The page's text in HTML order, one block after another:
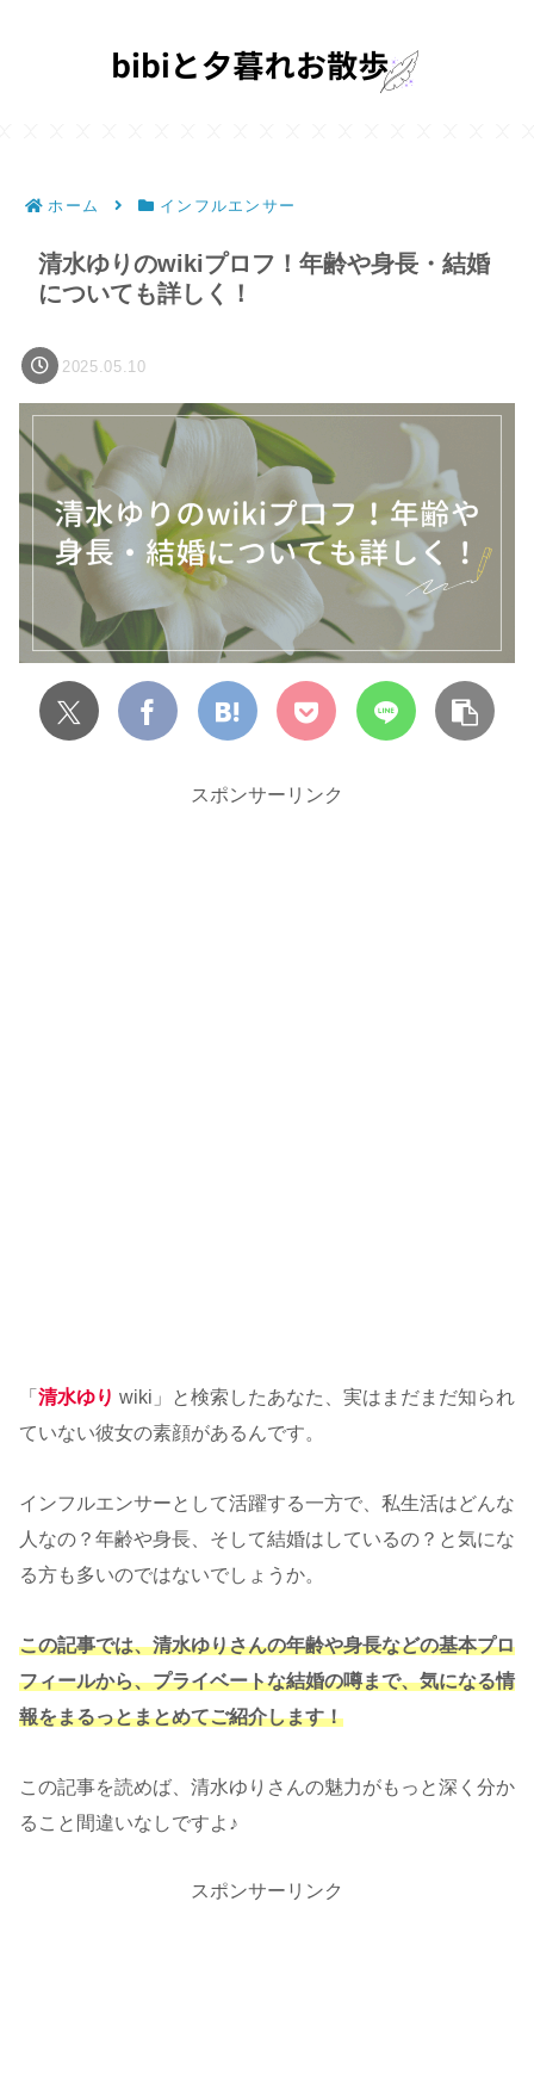
ホーム インフルエンサー
清水ゆりのwikiプロフ！年齢や身長・結婚
についても詳しく！
2025.05.10
スポンサーリンク
「 清水ゆり wiki」と検索したあなた、実はまだまだ知られ
ていない彼女の素顔があるんです。
インフルエンサーとして活躍する一方で、私生活はどんな
人なの？年齢や身長、そして結婚はしているの？と気にな
る方も多いのではないでしょうか。
この記事では、清水ゆりさんの年齢や身長などの基本プロ
フィールから、プライベートな結婚の噂まで、気になる情
報をまるっとまとめてご紹介します！
この記事を読めば、清水ゆりさんの魅力がもっと深く分か
ること間違いなしですよ♪
スポンサーリンク